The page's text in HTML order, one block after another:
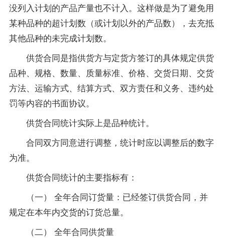
没列入计划的产品产量也不计入。这样做是为了避免用
某种品种的超计划数（或计划以外的产品数），去充抵
其他品种的未完成计划数。
供货合同是指供货方与定货方签订的具体规定供货
品种、规格、数量、质量标准、价格、交货日期、交货
方法、运输方式、结算方式、双方责任和义务、违约处
罚等内容的书面协议。
供货合同统计实际上是品种统计。
合同双方同意进行调整，统计时应以调整后的数字
为准。
供货合同统计的主要指标有：
（一） 全年合同订货量：已经签订供货合同，并
规定在本年内交货的订货总量。
（二） 全年合同供货量